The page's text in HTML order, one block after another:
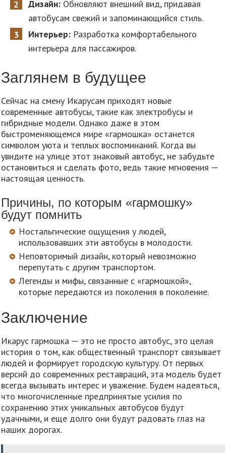
Дизайн: Обновляют внешний вид, придавая
автобусам свежий и запоминающийся стиль.
Интерьер: Разработка комфортабельного
интерьера для пассажиров.
Заглянем в будущее
Сейчас на смену Икарусам приходят новые
современные автобусы, такие как электробусы и
гибридные модели. Однако даже в этом
быстроменяющемся мире «гармошка» останется
символом уюта и теплых воспоминаний. Когда вы
увидите на улице этот знаковый автобус, не забудьте
остановиться и сделать фото, ведь такие мгновения —
настоящая ценность.
Причины, по которым «гармошку»
будут помнить
Ностальгические ощущения у людей,
использовавших эти автобусы в молодости.
Неповторимый дизайн, который невозможно
перепутать с другим транспортом.
Легенды и мифы, связанные с «гармошкой»,
которые передаются из поколения в поколение.
Заключение
Икарус гармошка — это не просто автобус, это целая
история о том, как общественный транспорт связывает
людей и формирует городскую культуру. От первых
версий до современных реставраций, эта модель будет
всегда вызывать интерес и уважение. Будем надеяться,
что многочисленные предпринятые усилия по
сохранению этих уникальных автобусов будут
удачными, и еще долго они будут радовать глаз на
наших дорогах.